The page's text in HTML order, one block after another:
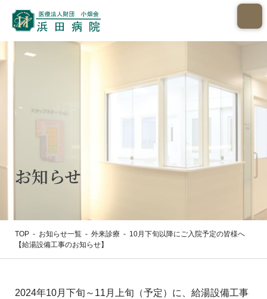
お知らせ
TOP - お知らせ一覧 - 外来診療 - 10月下旬以降にご入院予定の皆様へ
【給湯設備工事のお知らせ】
2024年10月下旬～11月上旬（予定）に、給湯設備工事